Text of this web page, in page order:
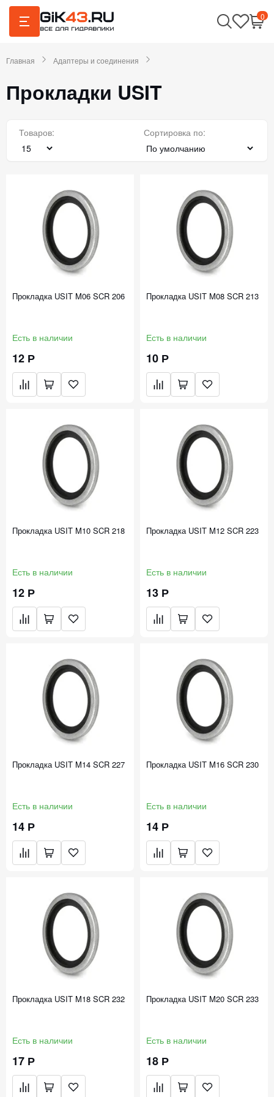
0
Главная Адаптеры и соединения
Прокладки USIT
Товаров: Сортировка по:
Прокладка USIT M06 SCR 206
Есть в наличии
12 Р
Прокладка USIT M08 SCR 213
Есть в наличии
10 Р
Прокладка USIT M10 SCR 218
Есть в наличии
12 Р
Прокладка USIT M12 SCR 223
Есть в наличии
13 Р
Прокладка USIT M14 SCR 227
Есть в наличии
14 Р
Прокладка USIT M16 SCR 230
Есть в наличии
14 Р
Прокладка USIT M18 SCR 232
Есть в наличии
17 Р
Прокладка USIT M20 SCR 233
Есть в наличии
18 Р